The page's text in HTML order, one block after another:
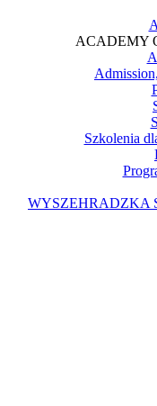
ACADEMY
Szkolenia
WYSZEHRADZKA